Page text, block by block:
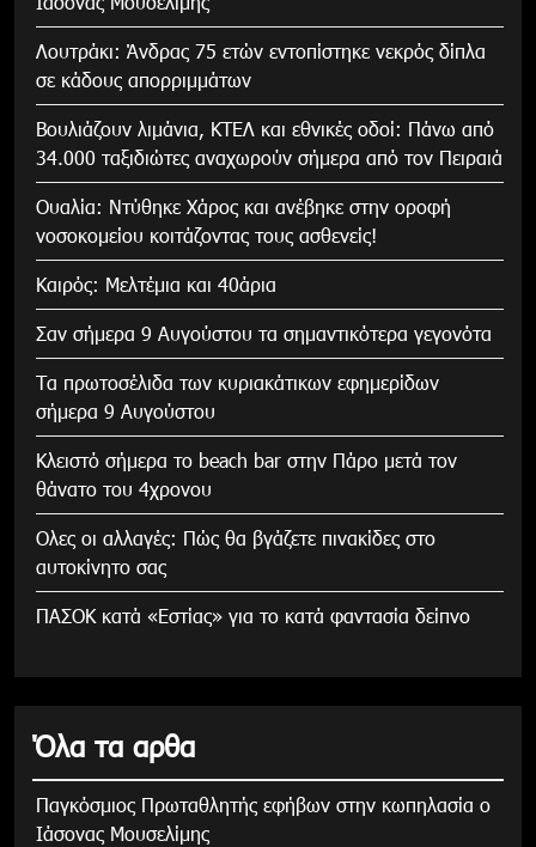
Λουτράκι: Άνδρας 75 ετών εντοπίστηκε νεκρός δίπλα
σε κάδους απορριμμάτων
Βουλιάζουν λιμάνια, ΚΤΕΛ και εθνικές οδοί: Πάνω από
34.000 ταξιδιώτες αναχωρούν σήμερα από τον Πειραιά
Ουαλία: Ντύθηκε Χάρος και ανέβηκε στην οροφή
νοσοκομείου κοιτάζοντας τους ασθενείς!
Καιρός: Μελτέμια και 40άρια
Σαν σήμερα 9 Αυγούστου τα σημαντικότερα γεγονότα
Τα πρωτοσέλιδα των κυριακάτικων εφημερίδων
σήμερα 9 Αυγούστου
Κλειστό σήμερα το beach bar στην Πάρο μετά τον
θάνατο του 4χρονου
Ολες οι αλλαγές: Πώς θα βγάζετε πινακίδες στο
αυτοκίνητο σας
ΠΑΣΟΚ κατά «Εστίας» για το κατά φαντασία δείπνο
Όλα τα αρθα
Παγκόσμιος Πρωταθλητής εφήβων στην κωπηλασία ο
Ιάσονας Μουσελίμης